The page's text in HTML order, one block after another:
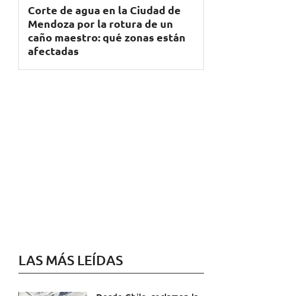
Corte de agua en la Ciudad de
Mendoza por la rotura de un
caño maestro: qué zonas están
afectadas
LAS MÁS LEÍDAS